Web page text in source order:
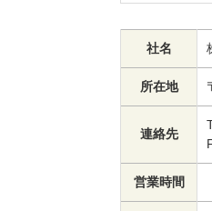
社名
所在地
連絡先
営業時間